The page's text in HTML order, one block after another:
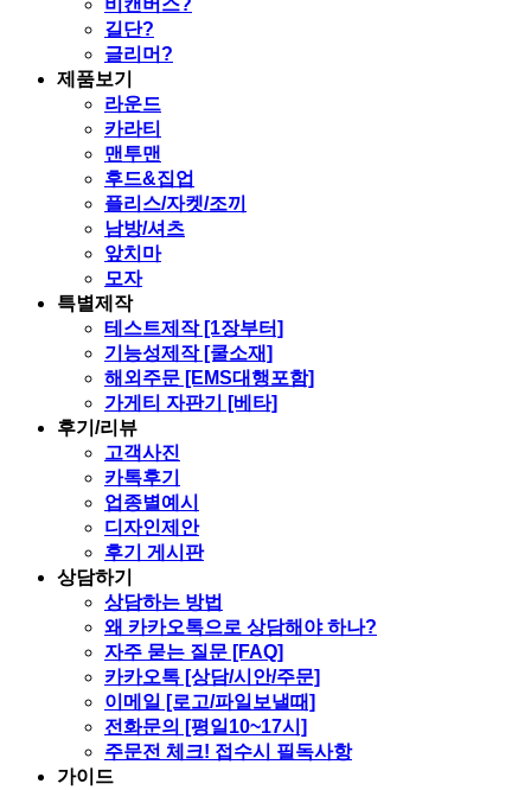
비캔버스?
길단?
글리머?
제품보기
라운드
카라티
맨투맨
후드&집업
플리스/자켓/조끼
남방/셔츠
앞치마
모자
특별제작
테스트제작 [1장부터]
기능성제작 [쿨소재]
해외주문 [EMS대행포함]
가게티 자판기 [베타]
후기/리뷰
고객사진
카톡후기
업종별예시
디자인제안
후기 게시판
상담하기
상담하는 방법
왜 카카오톡으로 상담해야 하나?
자주 묻는 질문 [FAQ]
카카오톡 [상담/시안/주문]
이메일 [로고/파일보낼때]
전화문의 [평일10~17시]
주문전 체크! 접수시 필독사항
가이드